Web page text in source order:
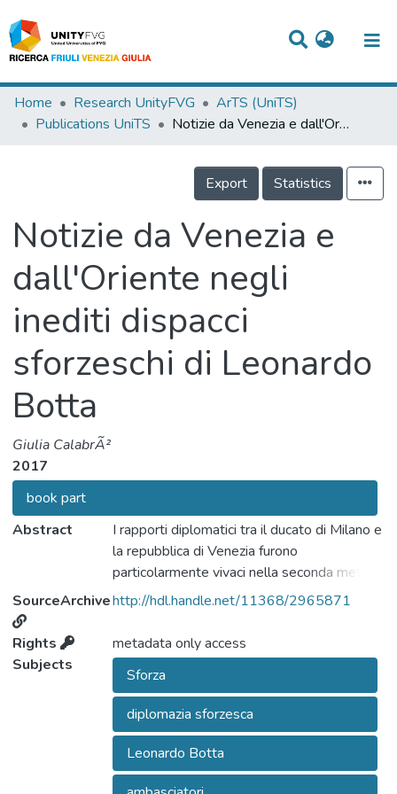
Titles
Events
Projects
People
Skills
Home Research UnityFVG
ArTS (UniTS)
Publications UniTS
Notizie da Venezia e dall'Oriente negli inediti dispacci sforzeschi di Leonardo Botta
Export Statistics
Notizie da Venezia e
dall'Oriente negli
inediti dispacci
sforzeschi di Leonardo
Botta
Giulia CalabrÃ²
2017
book part
Abstract
I rapporti diplomatici tra il ducato di Milano e
la repubblica di Venezia furono
particolarmente vivaci nella seconda metà
del Quattrocento. Viste vicinanza geografica
milanese Galeazzo Maria Sforza decise di
inviare nel 1473 un ambasciatore ufficiale in
Laguna, Leonardo Botta. Questa
ambasceria, durata 7 anni, si distinse per
essere stata una delle più lunghe e
fruttuose, sia per Milano che per la
scomoda, ma potente vicina Venezia.
Durante questi anni presso la Serenissima,
SourceArchivehttp://hdl.handle.net/11368/2965871
Rights
metadata only access
Subjects
Sforza
diplomazia sforzesca
Leonardo Botta